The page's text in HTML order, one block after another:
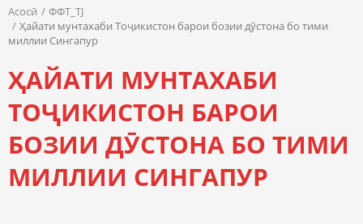
Асосӣ
ФФТ_TJ
Ҳайати мунтахаби Тоҷикистон барои бозии дӯстона бо тими
миллии Сингапур
ҲАЙАТИ МУНТАХАБИ
ТОҶИКИСТОН БАРОИ
БОЗИИ ДӮСТОНА БО ТИМИ
МИЛЛИИ СИНГАПУР